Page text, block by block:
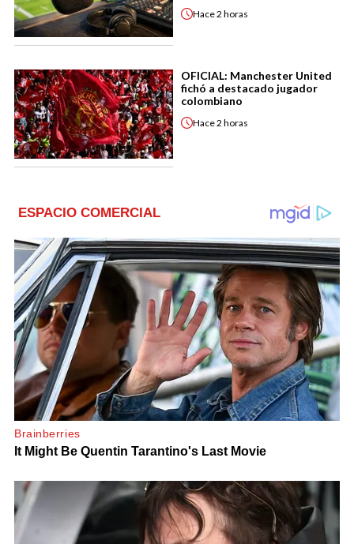
Hace2 horas
OFICIAL: Manchester United
fichó a destacado jugador
colombiano
Hace2 horas